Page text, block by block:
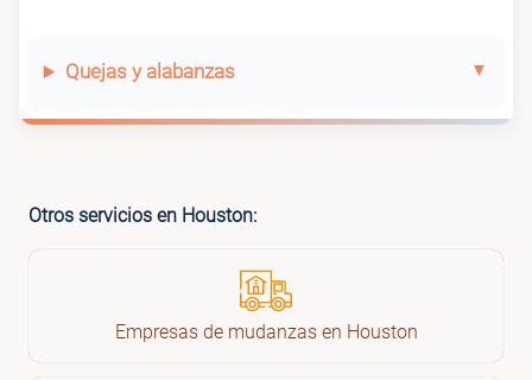
Quejas y alabanzas
Otros servicios en Houston:
Empresas de mudanzas en Houston